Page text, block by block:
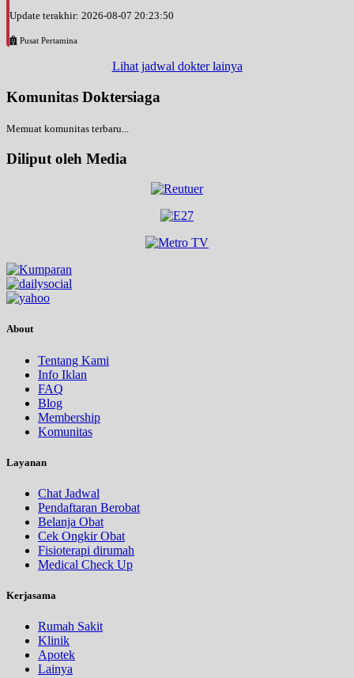
Update terakhir: 2026-08-07 20:23:50
Pusat Pertamina
Lihat jadwal dokter lainya
Komunitas Doktersiaga
Memuat komunitas terbaru...
Diliput oleh Media
About
Tentang Kami
Info Iklan
FAQ
Blog
Membership
Komunitas
Layanan
Chat Jadwal
Pendaftaran Berobat
Belanja Obat
Cek Ongkir Obat
Fisioterapi dirumah
Medical Check Up
Kerjasama
Rumah Sakit
Klinik
Apotek
Lainya